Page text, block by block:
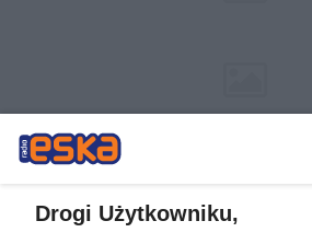
Drogi Użytkowniku,